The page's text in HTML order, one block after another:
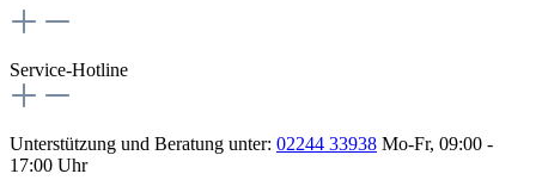
Service-Hotline
Unterstützung und Beratung unter: 02244 33938 Mo-Fr, 09:00 -
17:00 Uhr